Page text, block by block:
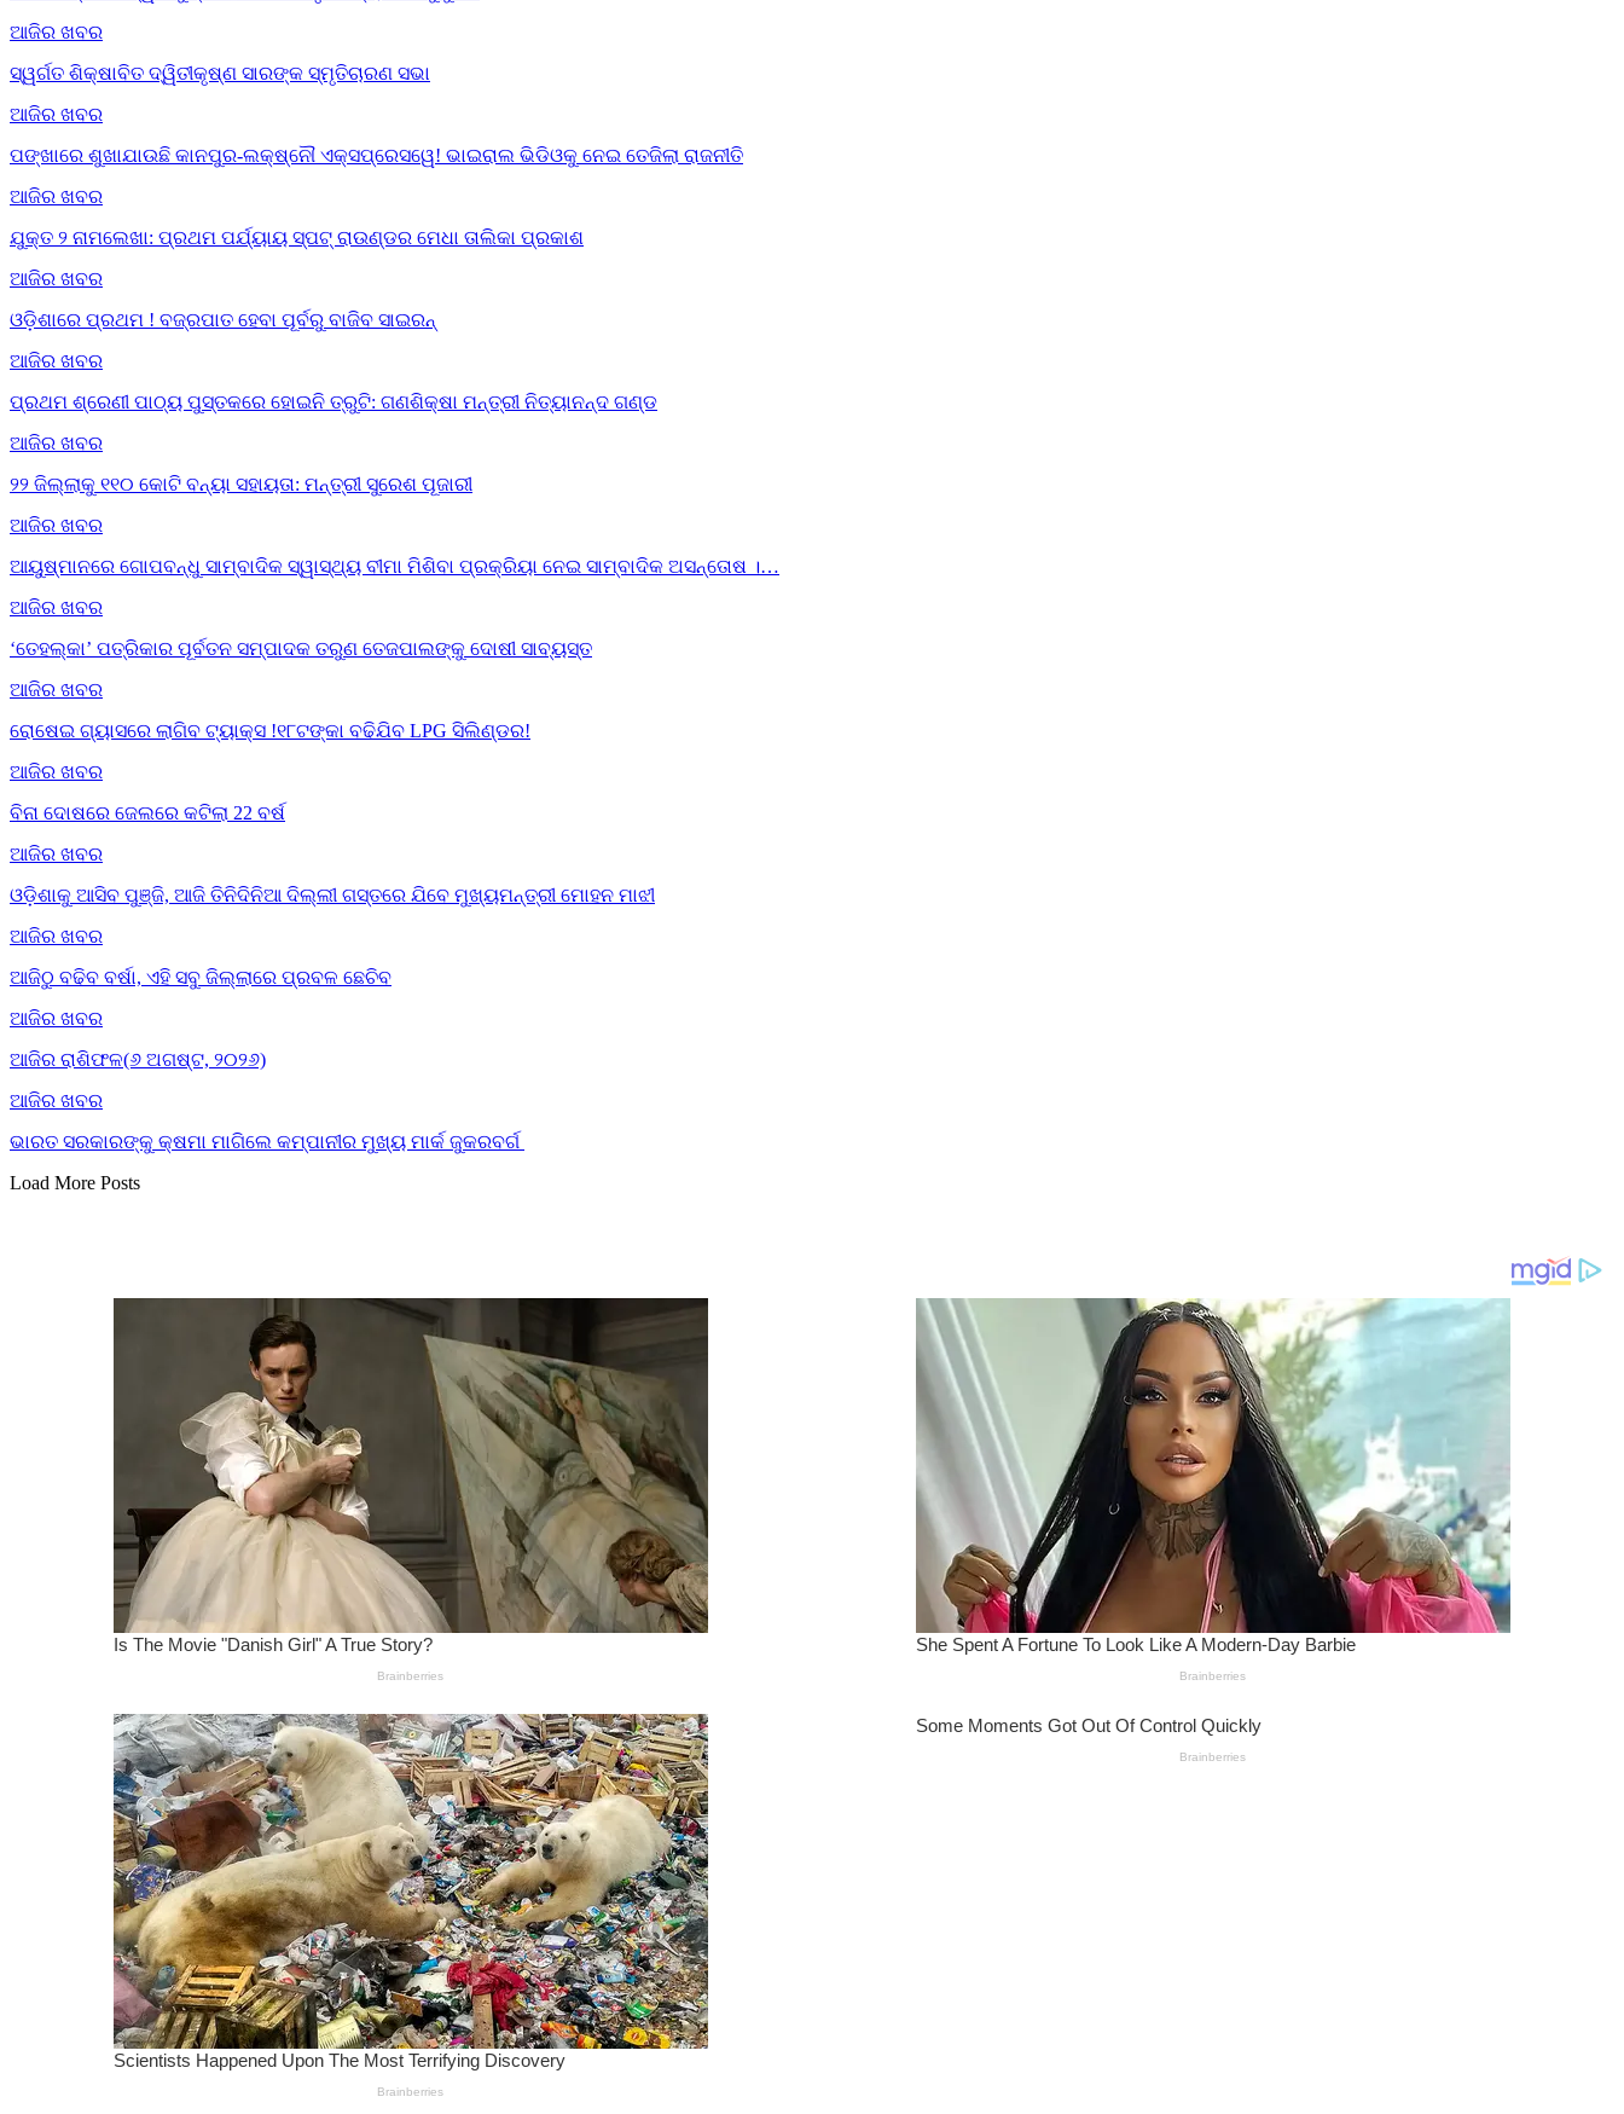
ଆଜିର ଖବର
ସ୍ୱର୍ଗତ ଶିକ୍ଷାବିତ ଦ୍ୱିତୀକୃଷ୍ଣ ସାରଙ୍କ ସ୍ମୃତିଚାରଣ ସଭା
ଆଜିର ଖବର
ପଙ୍ଖାରେ ଶୁଖାଯାଉଛି କାନପୁର-ଲକ୍ଷ୍ନୌ ଏକ୍ସପ୍ରେସୱେ! ଭାଇରାଲ ଭିଡିଓକୁ ନେଇ ତେଜିଲା ରାଜନୀତି
ଆଜିର ଖବର
ଯୁକ୍ତ ୨ ନାମଲେଖା: ପ୍ରଥମ ପର୍ଯ୍ୟାୟ ସ୍ପଟ୍ ରାଉଣ୍ଡର ମେଧା ତାଲିକା ପ୍ରକାଶ
ଆଜିର ଖବର
ଓଡ଼ିଶାରେ ପ୍ରଥମ ! ବଜ୍ରପାତ ହେବା ପୂର୍ବରୁ ବାଜିବ ସାଇରନ୍
ଆଜିର ଖବର
ପ୍ରଥମ ଶ୍ରେଣୀ ପାଠ୍ୟ ପୁସ୍ତକରେ ହୋଇନି ତ୍ରୁଟି: ଗଣଶିକ୍ଷା ମନ୍ତ୍ରୀ ନିତ୍ୟାନନ୍ଦ ଗଣ୍ଡ
ଆଜିର ଖବର
୨୨ ଜିଲ୍ଲାକୁ ୧୧୦ କୋଟି ବନ୍ୟା ସହାୟତା: ମନ୍ତ୍ରୀ ସୁରେଶ ପୂଜାରୀ
ଆଜିର ଖବର
ଆୟୁଷ୍ମାନରେ ଗୋପବନ୍ଧୁ ସାମ୍ବାଦିକ ସ୍ୱାସ୍ଥ୍ୟ ବୀମା ମିଶିବା ପ୍ରକ୍ରିୟା ନେଇ ସାମ୍ବାଦିକ ଅସନ୍ତୋଷ ।…
ଆଜିର ଖବର
‘ତେହଲ୍‌କା’ ପତ୍ରିକାର ପୂର୍ବତନ ସମ୍ପାଦକ ତରୁଣ ତେଜପାଲଙ୍କୁ ଦୋଷୀ ସାବ୍ୟସ୍ତ
ଆଜିର ଖବର
ରୋଷେଇ ଗ୍ୟାସରେ ଲାଗିବ ଟ୍ୟାକ୍ସ !୧୮ଟଙ୍କା ବଢିଯିବ LPG ସିଲିଣ୍ଡର!
ଆଜିର ଖବର
ବିନା ଦୋଷରେ ଜେଲରେ କଟିଲା 22 ବର୍ଷ
ଆଜିର ଖବର
ଓଡ଼ିଶାକୁ ଆସିବ ପୁଞ୍ଜି, ଆଜି ତିନିଦିନିଆ ଦିଲ୍ଲୀ ଗସ୍ତରେ ଯିବେ ମୁଖ୍ୟମନ୍ତ୍ରୀ ମୋହନ ମାଝୀ
ଆଜିର ଖବର
ଆଜିଠୁ ବଢିବ ବର୍ଷା, ଏହି ସବୁ ଜିଲ୍ଲାରେ ପ୍ରବଳ ଛେଚିବ
ଆଜିର ଖବର
ଆଜିର ରାଶିଫଳ(୬ ଅଗଷ୍ଟ, ୨୦୨୬)
ଆଜିର ଖବର
ଭାରତ ସରକାରଙ୍କୁ କ୍ଷମା ମାଗିଲେ କମ୍ପାନୀର ମୁଖ୍ୟ ମାର୍କ ଜୁକରବର୍ଗ
Load More Posts